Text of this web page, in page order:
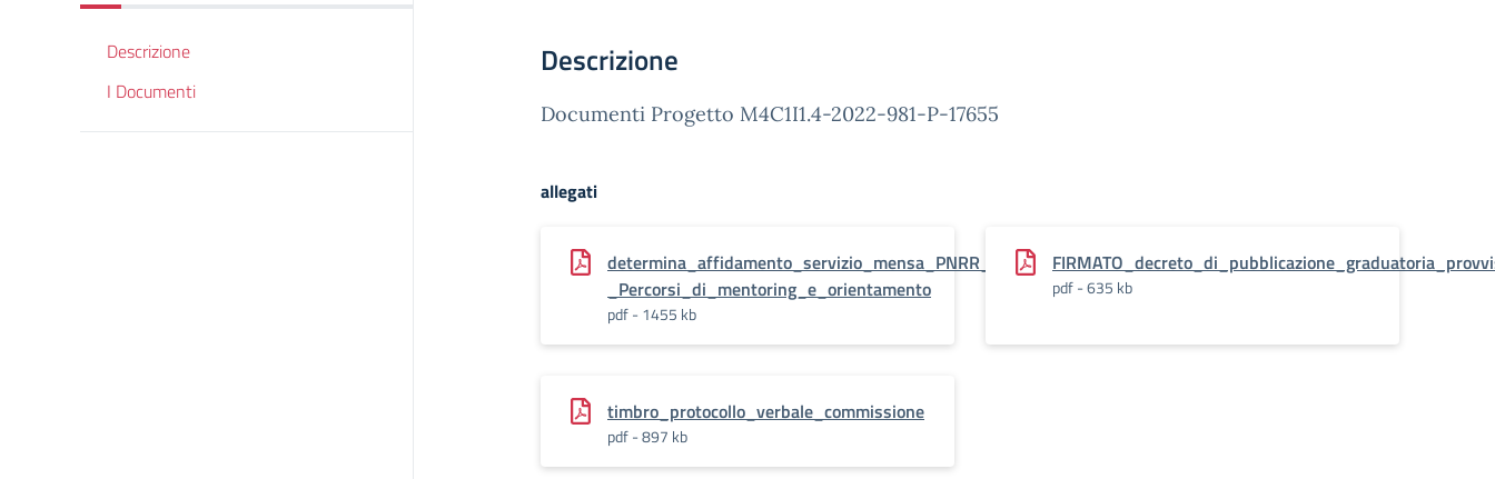
Descrizione
I Documenti
Descrizione
Documenti Progetto M4C1I1.4-2022-981-P-17655
allegati
determina_affidamento_servizio_mensa_PNRR_-
_Percorsi_di_mentoring_e_orientamento
pdf - 1455 kb
pdf - 635 kb
timbro_protocollo_verbale_commissione
pdf - 897 kb